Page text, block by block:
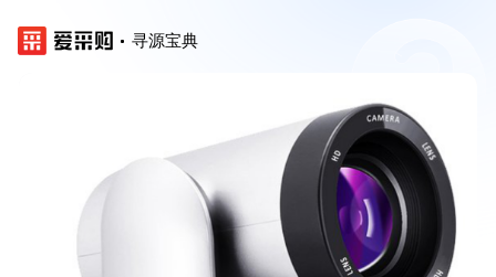
寻源宝典